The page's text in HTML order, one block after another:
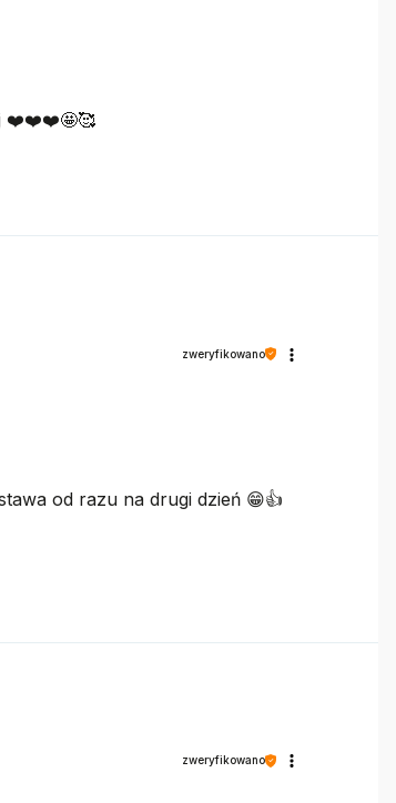
❤️❤️❤️🤩🥰
zweryfikowano
od razu na drugi dzień 😁👍
zweryfikowano